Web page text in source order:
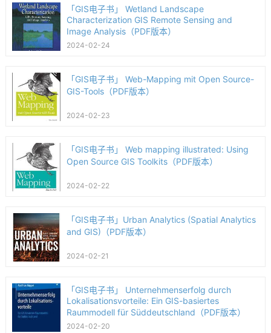
「GIS电子书」 Wetland Landscape
Characterization GIS Remote Sensing and
Image Analysis（PDF版本）
2024-02-24
「GIS电子书」 Web-Mapping mit Open Source-
GIS-Tools（PDF版本）
2024-02-23
「GIS电子书」 Web mapping illustrated: Using
Open Source GIS Toolkits（PDF版本）
2024-02-22
「GIS电子书」Urban Analytics (Spatial Analytics
and GIS)（PDF版本）
2024-02-21
「GIS电子书」 Unternehmenserfolg durch
Lokalisationsvorteile: Ein GIS-basiertes
Raummodell für Süddeutschland（PDF版本）
2024-02-20